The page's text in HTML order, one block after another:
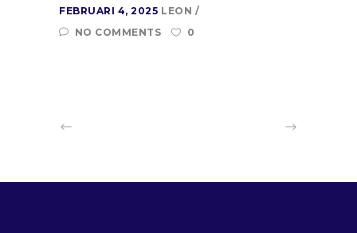
FEBRUARI 4, 2025 LEON
NO COMMENTS
0